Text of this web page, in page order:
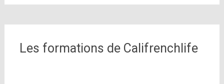
Les formations de Califrenchlife